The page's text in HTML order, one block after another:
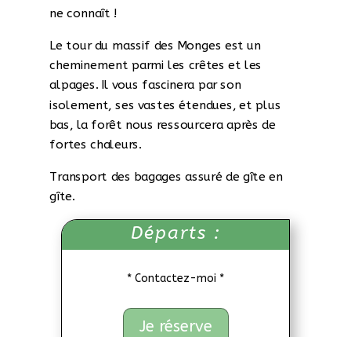
ne connaît !
Le tour du massif des Monges est un
cheminement parmi les crêtes et les
alpages. Il vous fascinera par son
isolement, ses vastes étendues, et plus
bas, la forêt nous ressourcera après de
fortes chaleurs.
Transport des bagages assuré de gîte en
gîte.
Départs :
* Contactez-moi *
Je réserve